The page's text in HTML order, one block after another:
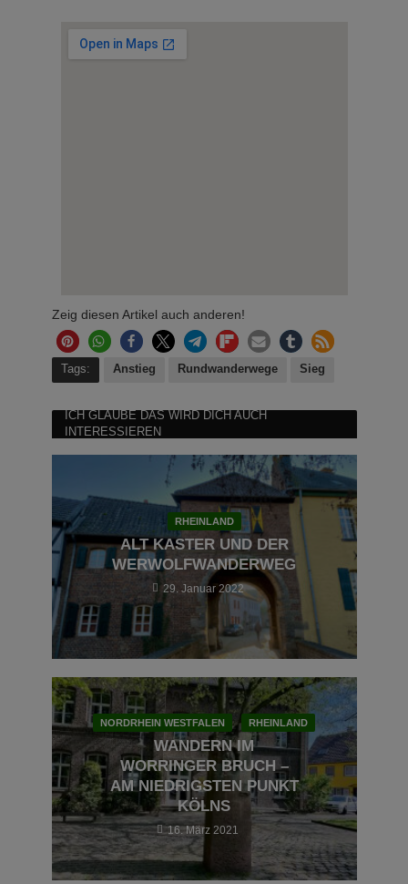
Zeig diesen Artikel auch anderen!
Tags: Anstieg Rundwanderwege Sieg
ICH GLAUBE DAS WIRD DICH AUCH
INTERESSIEREN
RHEINLAND
ALT KASTER UND DER
WERWOLFWANDERWEG
29. Januar 2022
NORDRHEIN WESTFALEN RHEINLAND
WANDERN IM
WORRINGER BRUCH –
AM NIEDRIGSTEN PUNKT
KÖLNS
16. März 2021